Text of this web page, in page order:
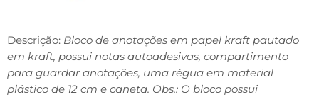
Descrição: Bloco de anotações em papel kraft pautado
em kraft, possui notas autoadesivas, compartimento
para guardar anotações, uma régua em material
plástico de 12 cm e caneta. Obs.: O bloco possui